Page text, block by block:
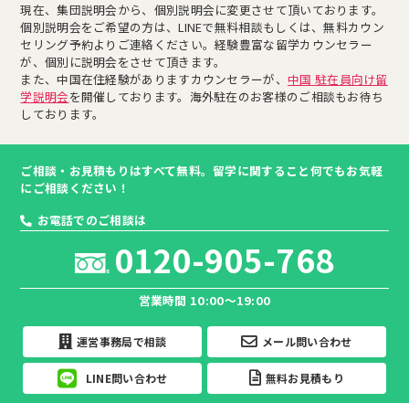
現在、集団説明会から、個別説明会に変更させて頂いております。
個別説明会をご希望の方は、LINEで無料相談もしくは、無料カウン
セリング予約よりご連絡ください。経験豊富な留学カウンセラー
が、個別に説明会をさせて頂きます。
また、中国在住経験がありますカウンセラーが、 中国 駐在員向け留
学説明会を開催しております。海外駐在のお客様のご相談もお待ち
しております。
ご相談・お見積もりはすべて無料。留学に関すること何でもお気軽
にご相談ください！
お電話でのご相談は
0120-905-768
営業時間 10:00～19:00
運営事務局で相談 メール問い合わせ
LINE問い合わせ 無料お見積もり